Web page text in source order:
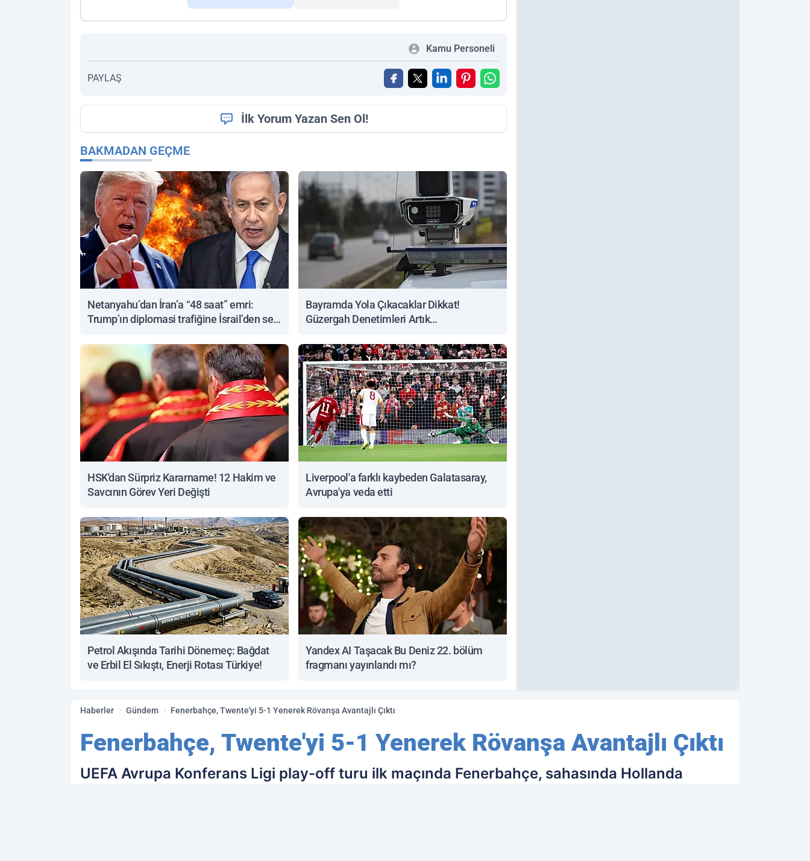
Kamu Personeli
PAYLAŞ
İlk Yorum Yazan Sen Ol!
BAKMADAN GEÇME
Netanyahu’dan İran’a “48 saat” emri:
Trump’ın diplomasi trafiğine İsrail’den sert
Bayramda Yola Çıkacaklar Dikkat!
Güzergah Denetimleri Artık
HSK'dan Sürpriz Kararname! 12 Hakim ve
Savcının Görev Yeri Değişti
Liverpool'a farklı kaybeden Galatasaray,
Avrupa'ya veda etti
Petrol Akışında Tarihi Dönemeç: Bağdat
ve Erbil El Sıkıştı, Enerji Rotası Türkiye!
Yandex AI Taşacak Bu Deniz 22. bölüm
fragmanı yayınlandı mı?
Haberler Gündem Fenerbahçe, Twente'yi 5-1 Yenerek Rövanşa Avantajlı Çıktı
Fenerbahçe, Twente'yi 5-1 Yenerek Rövanşa Avantajlı Çıktı
UEFA Avrupa Konferans Ligi play-off turu ilk maçında Fenerbahçe, sahasında Hollanda